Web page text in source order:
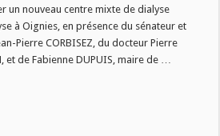
un nouveau centre mixte de dialyse
à Oignies, en présence du sénateur et
Pierre CORBISEZ, du docteur Pierre
et de Fabienne DUPUIS, maire de …